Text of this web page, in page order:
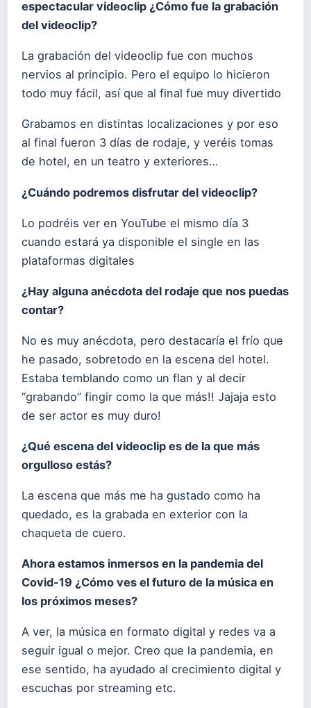
espectacular videoclip ¿Cómo fue la grabación
del videoclip?
La grabación del videoclip fue con muchos
nervios al principio. Pero el equipo lo hicieron
todo muy fácil, así que al final fue muy divertido
Grabamos en distintas localizaciones y por eso
al final fueron 3 días de rodaje, y veréis tomas
de hotel, en un teatro y exteriores…
¿Cuándo podremos disfrutar del videoclip?
Lo podréis ver en YouTube el mismo día 3
cuando estará ya disponible el single en las
plataformas digitales
¿Hay alguna anécdota del rodaje que nos puedas
contar?
No es muy anécdota, pero destacaría el frío que
he pasado, sobretodo en la escena del hotel.
Estaba temblando como un flan y al decir
“grabando” fingir como la que más!! Jajaja esto
de ser actor es muy duro!
¿Qué escena del videoclip es de la que más
orgulloso estás?
La escena que más me ha gustado como ha
quedado, es la grabada en exterior con la
chaqueta de cuero.
Ahora estamos inmersos en la pandemia del
Covid-19 ¿Cómo ves el futuro de la música en
los próximos meses?
A ver, la música en formato digital y redes va a
seguir igual o mejor. Creo que la pandemia, en
ese sentido, ha ayudado al crecimiento digital y
escuchas por streaming etc.